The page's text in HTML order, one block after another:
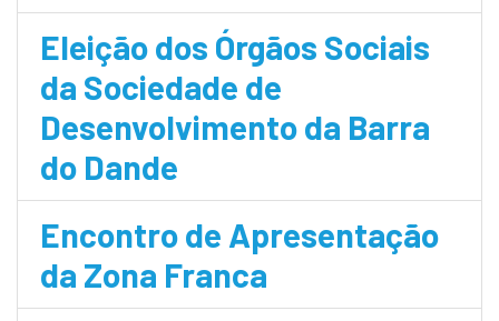
Eleição dos Órgãos Sociais
da Sociedade de
Desenvolvimento da Barra
do Dande
Encontro de Apresentação
da Zona Franca